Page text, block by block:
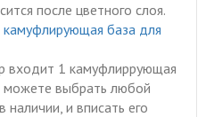
после цветного слоя.
камуфлирующая база для
входит 1 камуфлиррующая
можете выбрать любой
наличии, и вписать его